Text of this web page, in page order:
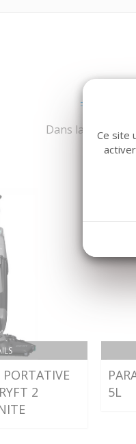
Dans la même
2
5L
Ce site